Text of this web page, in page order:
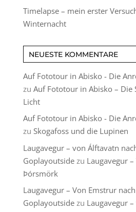
Timelapse – mein erster
Winternacht
NEUESTE KOMMENTARE
Auf Fototour in Abisko - Die
zu Auf Fototour in Abisko – Die
Licht
Auf Fototour in Abisko - Die
zu Skogafoss und die Lupinen
Laugavegur – von Álftavatn
Goplayoutsidezu Laugavegur
Þórsmörk
Laugavegur – Von Emstrur
Goplayoutsidezu Laugavegur